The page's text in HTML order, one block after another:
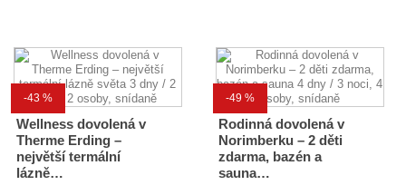
-43 %
Wellness dovolená v
Therme Erding –
největší termální
lázně…
-49 %
Rodinná dovolená v
Norimberku – 2 děti
zdarma, bazén a
sauna…